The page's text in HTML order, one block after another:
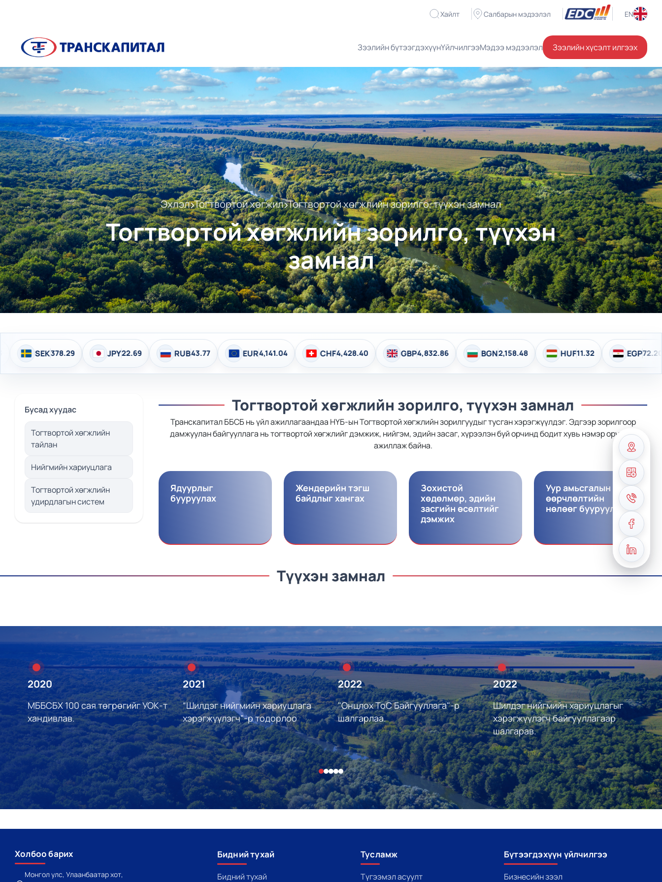
Хайлт Салбарын мэдээлэл EN
Зээлийн бүтээгдэхүүнҮйлчилгээМэдээ мэдээлэл Зээлийн хүсэлт илгээх
Эхлэл Тогтвортой хөгжил Тогтвортой хөгжлийн зорилго, түүхэн замнал
Тогтвортой хөгжлийн зорилго, түүхэн
замнал
JPY22.69 RUB43.77 EUR4,141.04 CHF4,428.40 GBP4,832.86 BGN2,158.48 HUF11.32 EGP72.20 INR
Бусад хуудас
Тогтвортой хөгжлийн
тайлан
Нийгмийн хариуцлага
Тогтвортой хөгжлийн
удирдлагын систем
Тогтвортой хөгжлийн зорилго, түүхэн замнал
Транскапитал ББСБ нь үйл ажиллагаандаа НҮБ-ын Тогтвортой хөгжлийн зорилгуудыг тусган хэрэгжүүлдэг. Эдгээр зорилгоор
дамжуулан байгууллага нь тогтвортой хөгжлийг дэмжиж, нийгэм, эдийн засаг, хүрээлэн буй орчинд бодит хувь нэмэр оруулан
ажиллаж байна.
Ядуурлыг
бууруулах
Жендерийн тэгш
байдлыг хангах
Зохистой
хөдөлмөр, эдийн
засгийн өсөлтийг
дэмжих
Уур амьсгалын
өөрчлөлтийн
нөлөөг бууруулах
Түүхэн замнал
2020
МББСБХ 100 сая төгрөгийг УОК-т
хандивлав.
2021
“Шилдэг нийгмийн хариуцлага
хэрэгжүүлэгч”-р тодорлоо
2022
"Онцлох ТоС Байгууллага"-р
шалгарлаа.
2022
Шилдэг нийгмийн хариуцлагыг
хэрэгжүүлэгч байгууллагаар
шалгарав.
Холбоо барих
Монгол улс, Улаанбаатар хот,
Бидний тухай
Бидний тухай
Тусламж
Түгээмэл асуулт
Бүтээгдэхүүн үйлчилгээ
Бизнесийн зээл